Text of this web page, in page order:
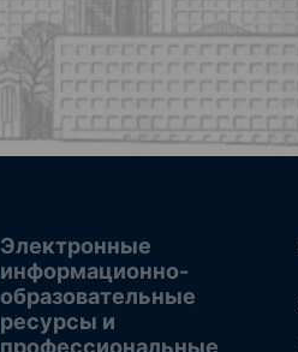
Электронные
информационно-
образовательные
ресурсы и
профессиональные